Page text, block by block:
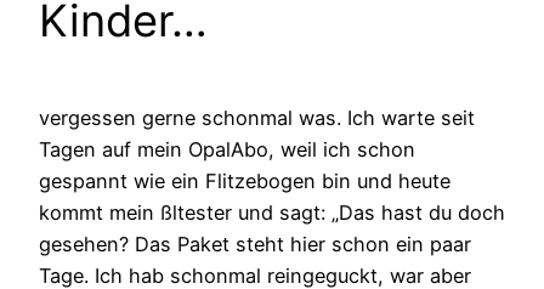
Kinder…
vergessen gerne schonmal was. Ich warte seit
Tagen auf mein OpalAbo, weil ich schon
gespannt wie ein Flitzebogen bin und heute
kommt mein ßltester und sagt: „Das hast du doch
gesehen? Das Paket steht hier schon ein paar
Tage. Ich hab schonmal reingeguckt, war aber